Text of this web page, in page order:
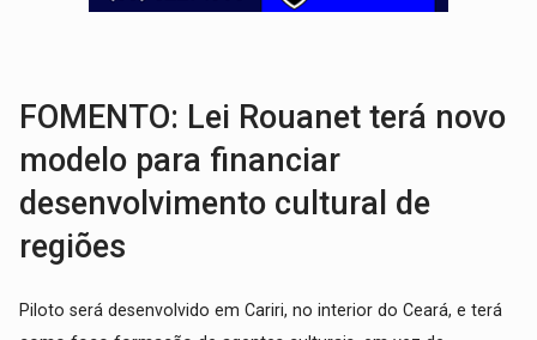
ESQUEMA DE FRAUDES:Polícia Civil deflagra a terceira fase da
FOMENTO: Lei Rouanet terá novo
modelo para financiar
desenvolvimento cultural de
regiões
Piloto será desenvolvido em Cariri, no interior do Ceará, e terá